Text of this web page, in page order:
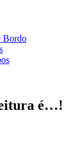
Bordo
é…!